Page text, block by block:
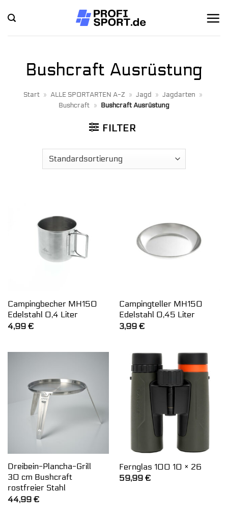
Inhalt
springen
Bushcraft Ausrüstung
Start » ALLE SPORTARTEN A-Z » Jagd » Jagdarten »
Bushcraft » Bushcraft Ausrüstung
FILTER
Campingbecher MH150
Edelstahl 0,4 Liter
4,99 €
Campingteller MH150
Edelstahl 0,45 Liter
3,99 €
Dreibein-Plancha-Grill
30 cm Bushcraft
rostfreier Stahl
44,99 €
Fernglas 100 10 × 26
59,99 €